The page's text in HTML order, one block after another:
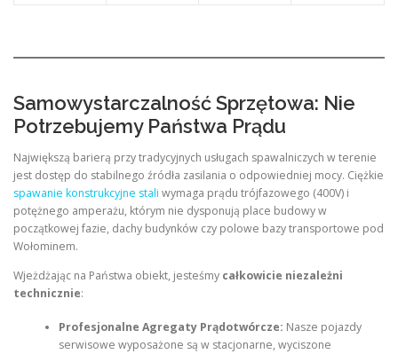
Samowystarczalność Sprzętowa: Nie
Potrzebujemy Państwa Prądu
Największą barierą przy tradycyjnych usługach spawalniczych w terenie
jest dostęp do stabilnego źródła zasilania o odpowiedniej mocy. Ciężkie
spawanie konstrukcyjne stali wymaga prądu trójfazowego (400V) i
potężnego amperażu, którym nie dysponują place budowy w
początkowej fazie, dachy budynków czy polowe bazy transportowe pod
Wołominem.
Wjeżdżając na Państwa obiekt, jesteśmy całkowicie niezależni
technicznie:
Profesjonalne Agregaty Prądotwórcze: Nasze pojazdy
serwisowe wyposażone są w stacjonarne, wyciszone